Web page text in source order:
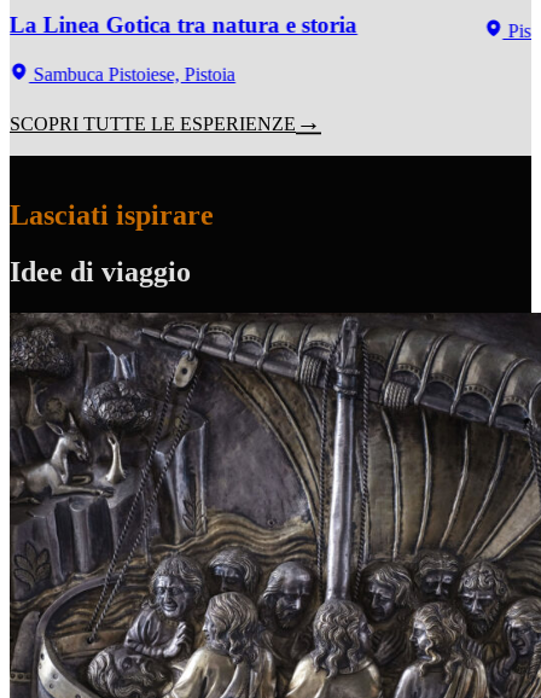
La Linea Gotica tra natura e storia
Sambuca Pistoiese, Pistoia
SCOPRI TUTTE LE ESPERIENZE
Lasciati ispirare
Idee di viaggio